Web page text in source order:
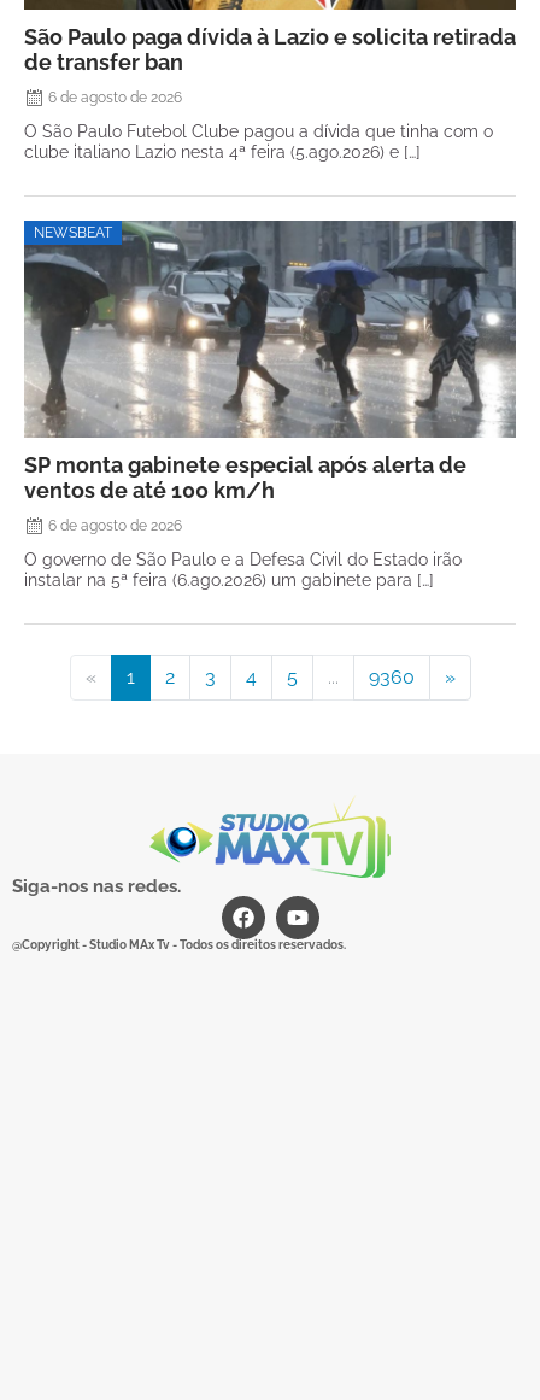
São Paulo paga dívida à Lazio e solicita retirada
de transfer ban
6 de agosto de 2026
O São Paulo Futebol Clube pagou a dívida que tinha com o
clube italiano Lazio nesta 4ª feira (5.ago.2026) e […]
NEWSBEAT
SP monta gabinete especial após alerta de
ventos de até 100 km/h
6 de agosto de 2026
O governo de São Paulo e a Defesa Civil do Estado irão
instalar na 5ª feira (6.ago.2026) um gabinete para […]
« 1 2 3 4 5 ... 9360 »
Siga-nos nas redes.
@Copyright - Studio MAx Tv - Todos os direitos reservados.